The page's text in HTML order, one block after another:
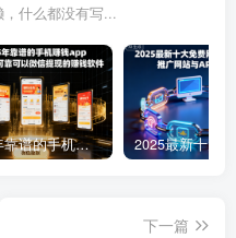
什么都没有写...
2025年靠谱的手机赚钱app（5款真实可靠可以微信提现的赚钱软件）
下一篇